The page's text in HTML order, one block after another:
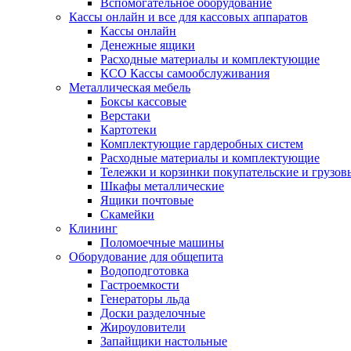
Вспомогательное оборудование
Кассы онлайн и все для кассовых аппаратов
Кассы онлайн
Денежные ящики
Расходные материалы и комплектующие
КСО Кассы самообслуживания
Металлическая мебель
Боксы кассовые
Верстаки
Картотеки
Комплектующие гардеробных систем
Расходные материалы и комплектующие
Тележки и корзинки покупательские и
Шкафы металлические
Ящики почтовые
Скамейки
Клининг
Поломоечные машины
Оборудование для общепита
Водоподготовка
Гастроемкости
Генераторы льда
Доски разделочные
Жироуловители
Запайщики настольные